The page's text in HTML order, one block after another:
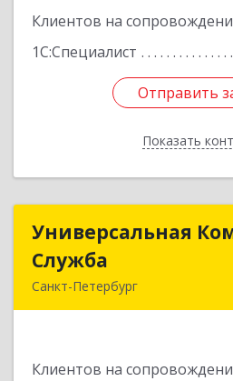
Клиентов на
1С:Специалист
Отправить
Показать
Отправить
Назад
Универсальная
Служба
Санкт-Петербург
Клиентов на
Универсальная